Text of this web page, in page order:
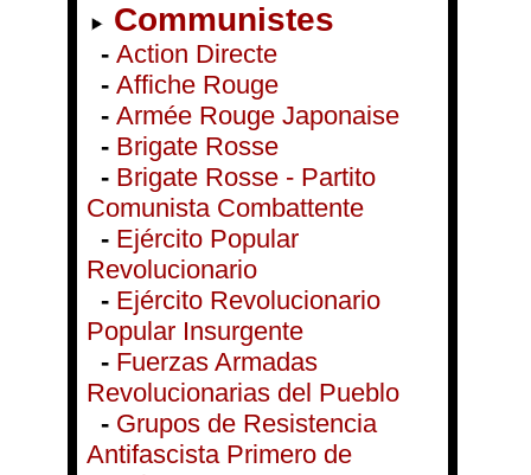
Communistes
- Action Directe
- Affiche Rouge
- Armée Rouge Japonaise
- Brigate Rosse
- Brigate Rosse - Partito
Comunista Combattente
- Ejército Popular
Revolucionario
- Ejército Revolucionario
Popular Insurgente
- Fuerzas Armadas
Revolucionarias del Pueblo
- Grupos de Resistencia
Antifascista Primero de